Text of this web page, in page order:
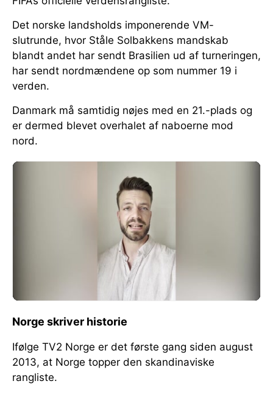
Det norske landsholds imponerende VM-
slutrunde, hvor Ståle Solbakkens mandskab
blandt andet har sendt Brasilien ud af turneringen,
har sendt nordmændene op som nummer 19 i
verden.
Danmark må samtidig nøjes med en 21.-plads og
er dermed blevet overhalet af naboerne mod
nord.
Norge skriver historie
Ifølge TV2 Norge er det første gang siden august
2013, at Norge topper den skandinaviske
rangliste.